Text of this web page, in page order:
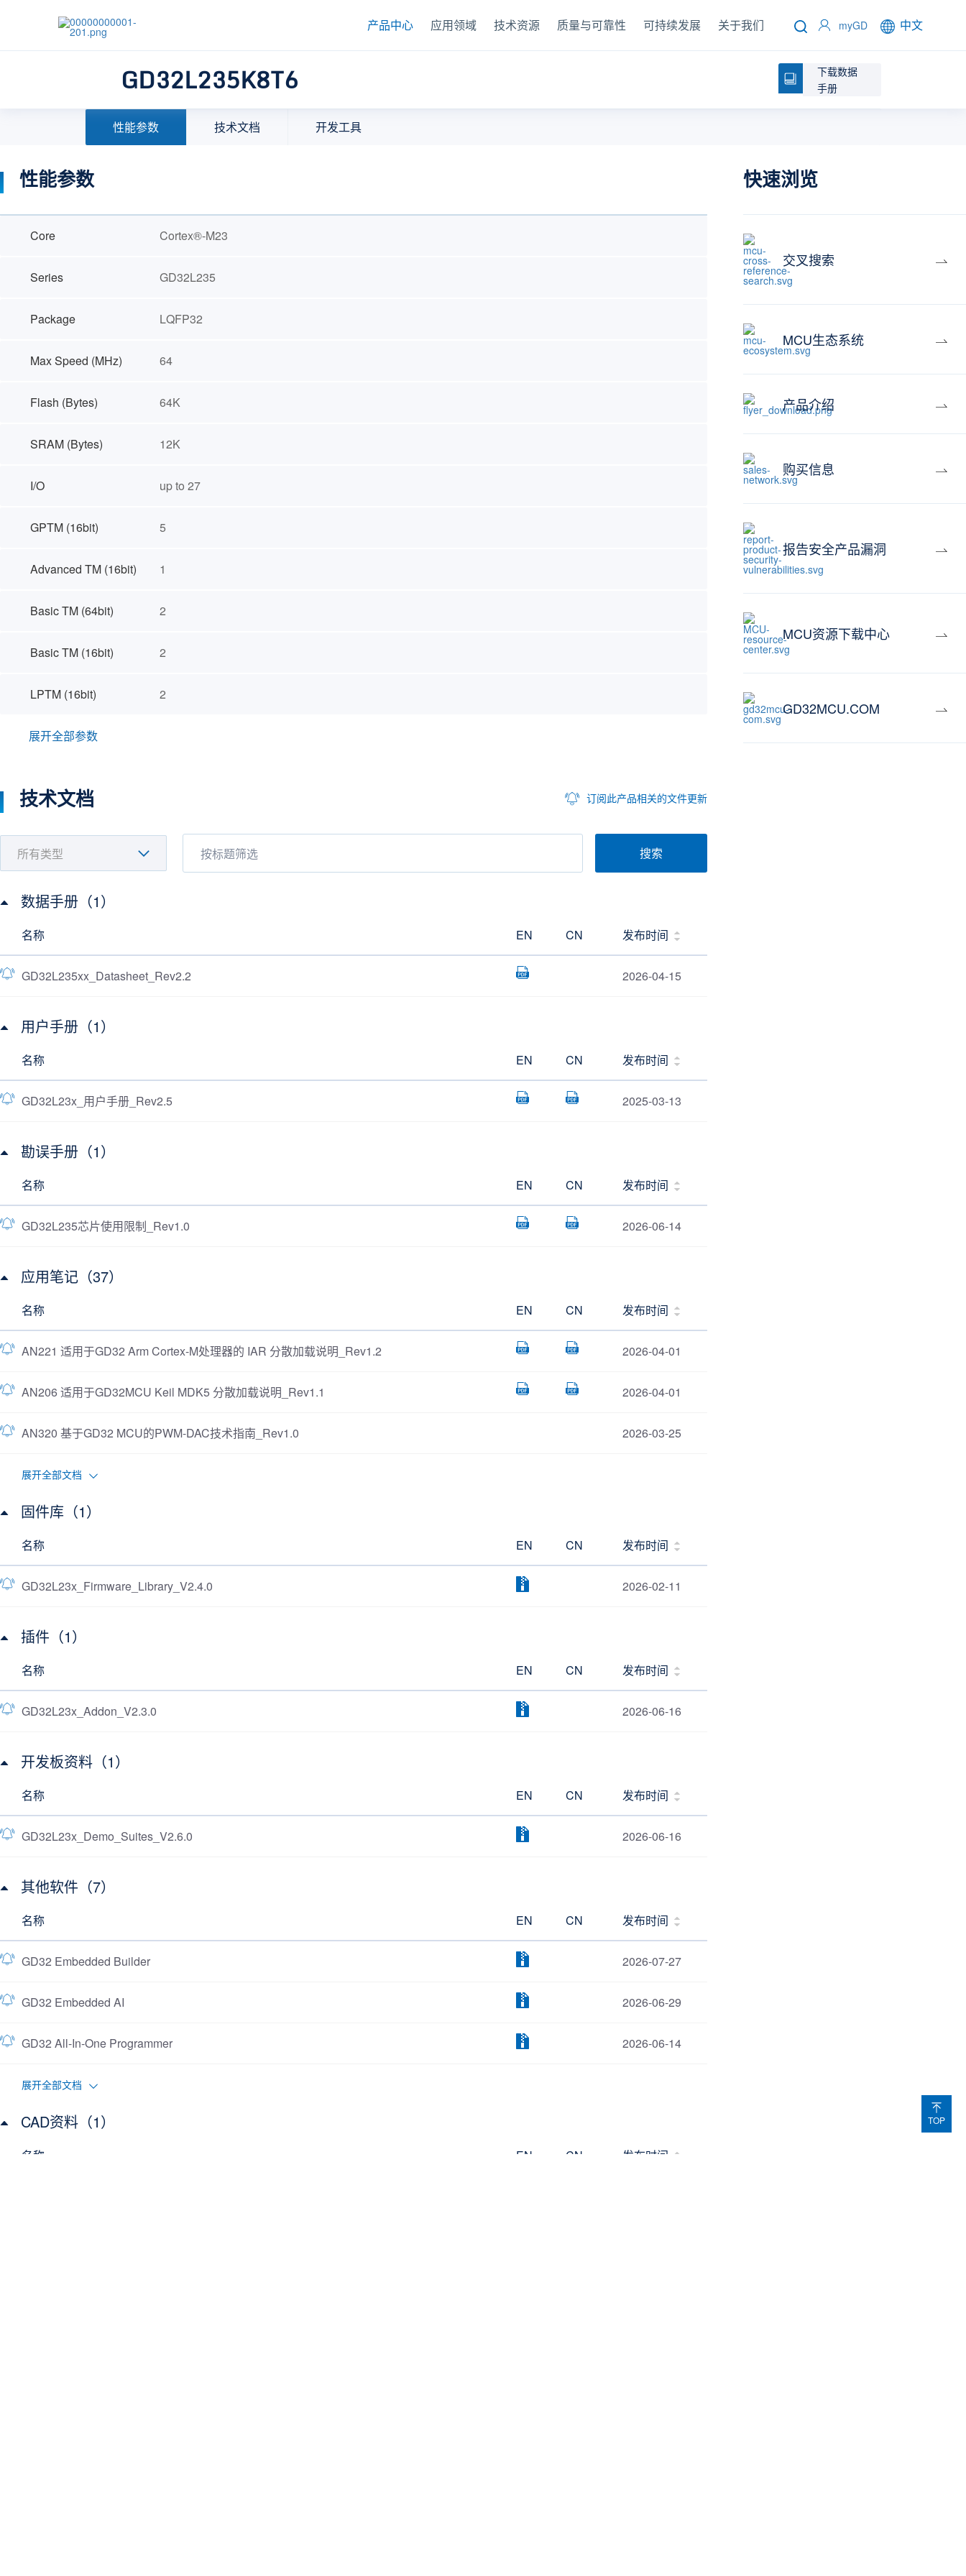
产品中心 应用领域 技术资源 质量与可靠性 可持续发展 关于我们 myGD 中文
GD32L235K8T6
下载数据
手册
性能参数 技术文档 开发工具
首页 >产品中心 >32位微控制器(MCU) >MCU选择器
性能参数
Core Cortex®-M23
Series GD32L235
Package LQFP32
Max Speed (MHz) 64
Flash (Bytes) 64K
SRAM (Bytes) 12K
I/O up to 27
GPTM (16bit) 5
Advanced TM (16bit) 1
Basic TM (64bit) 2
Basic TM (16bit) 2
LPTM (16bit) 2
展开全部参数
技术文档 订阅此产品相关的文件更新
搜索
数据手册（1）
名称 EN CN 发布时间
GD32L235xx_Datasheet_Rev2.2 2026-04-15
用户手册（1）
名称 EN CN 发布时间
GD32L23x_用户手册_Rev2.5 2025-03-13
勘误手册（1）
名称 EN CN 发布时间
GD32L235芯片使用限制_Rev1.0 2026-06-14
应用笔记（37）
名称 EN CN 发布时间
AN221 适用于GD32 Arm Cortex-M处理器的 IAR 分散加载说明_Rev1.2 2026-04-01
AN206 适用于GD32MCU Keil MDK5 分散加载说明_Rev1.1 2026-04-01
AN320 基于GD32 MCU的PWM-DAC技术指南_Rev1.0 2026-03-25
展开全部文档
固件库（1）
名称 EN CN 发布时间
GD32L23x_Firmware_Library_V2.4.0 2026-02-11
插件（1）
名称 EN CN 发布时间
GD32L23x_Addon_V2.3.0 2026-06-16
开发板资料（1）
名称 EN CN 发布时间
GD32L23x_Demo_Suites_V2.6.0 2026-06-16
其他软件（7）
名称 EN CN 发布时间
GD32 Embedded Builder 2026-07-27
GD32 Embedded AI 2026-06-29
GD32 All-In-One Programmer 2026-06-14
展开全部文档
CAD资料（1）
名称 EN CN 发布时间
快速浏览
交叉搜索
MCU生态系统
产品介绍
购买信息
报告安全产品漏洞
MCU资源下载中心
GD32MCU.COM
TOP